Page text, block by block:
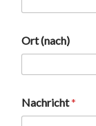
Ort (nach)
a
m
Nachricht*